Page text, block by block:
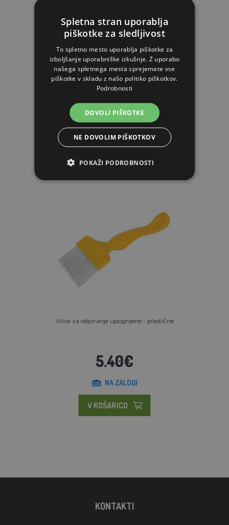
Vilice za odpiranje ravne - lesene
6.28€
V KOŠARICO
Vilice za odpiranje upognjene - plastične
5.40€
NA ZALOGI
V KOŠARICO
KONTAKTI
Spletna stran uporablja
piškotke za sledljivost
To spletno mesto uporablja piškotke za
izboljšanje uporabniške izkušnje. Z uporabo
našega spletnega mesta sprejemate vse
piškotke v skladu z našo politiko piškotkov.
Podrobnosti
DOVOLI PIŠKOTKE
NE DOVOLIM PIŠKOTKOV
POKAŽI PODROBNOSTI